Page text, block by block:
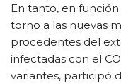
En tanto, en
torno a las nuevas
procedentes del
infectadas con el
variantes, participó